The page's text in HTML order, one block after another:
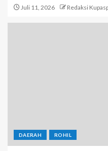
Juli 11, 2026 Redaksi
DAERAH ROHIL